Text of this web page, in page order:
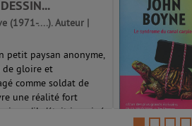
(1971-....). Auteur |
petit paysan anonyme,
de gloire et
comme soldat de
une réalité fort
qu'il s'était imaginé.